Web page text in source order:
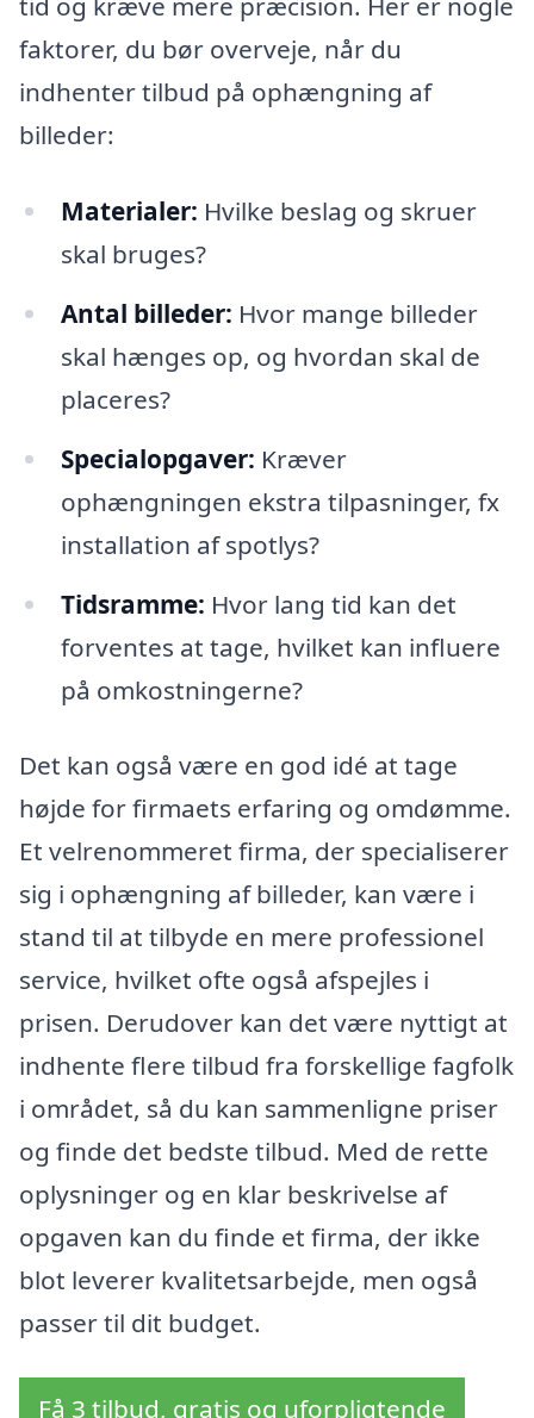
faktorer, du bør overveje, når du
indhenter tilbud på ophængning af
billeder:
Materialer: Hvilke beslag og skruer
skal bruges?
Antal billeder: Hvor mange billeder
skal hænges op, og hvordan skal de
placeres?
Specialopgaver: Kræver
ophængningen ekstra tilpasninger, fx
installation af spotlys?
Tidsramme: Hvor lang tid kan det
forventes at tage, hvilket kan influere
på omkostningerne?
Det kan også være en god idé at tage
højde for firmaets erfaring og omdømme.
Et velrenommeret firma, der specialiserer
sig i ophængning af billeder, kan være i
stand til at tilbyde en mere professionel
service, hvilket ofte også afspejles i
prisen. Derudover kan det være nyttigt at
indhente flere tilbud fra forskellige fagfolk
i området, så du kan sammenligne priser
og finde det bedste tilbud. Med de rette
oplysninger og en klar beskrivelse af
opgaven kan du finde et firma, der ikke
blot leverer kvalitetsarbejde, men også
passer til dit budget.
Få 3 tilbud, gratis og uforpligtende